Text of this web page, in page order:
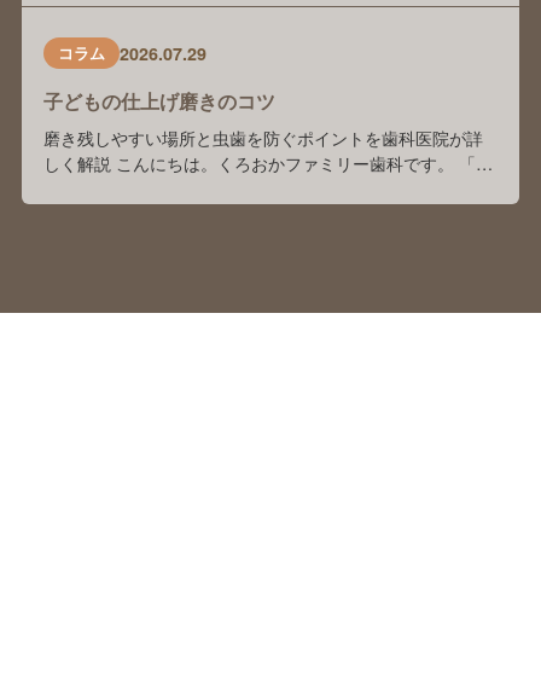
院でフッ素を塗っているけれど、自宅でもフッ素入り歯磨
き剤を使った方がいいのでしょうか？」 「歯磨き剤の種類
が多くて、どれを選べばよいかわかりません」 このような
ご相談を、保護者の方からよくいた …
コラム 2026.07.29
子どもの仕上げ磨きのコツ
磨き残しやすい場所と虫歯を防ぐポイントを歯科医院が詳
しく解説 こんにちは。くろおかファミリー歯科です。 「毎